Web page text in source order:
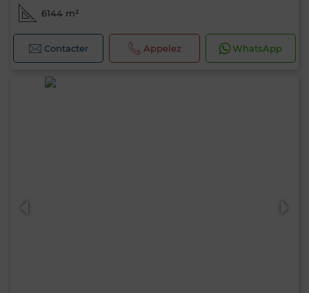
6144 m²
Contacter Appelez WhatsApp